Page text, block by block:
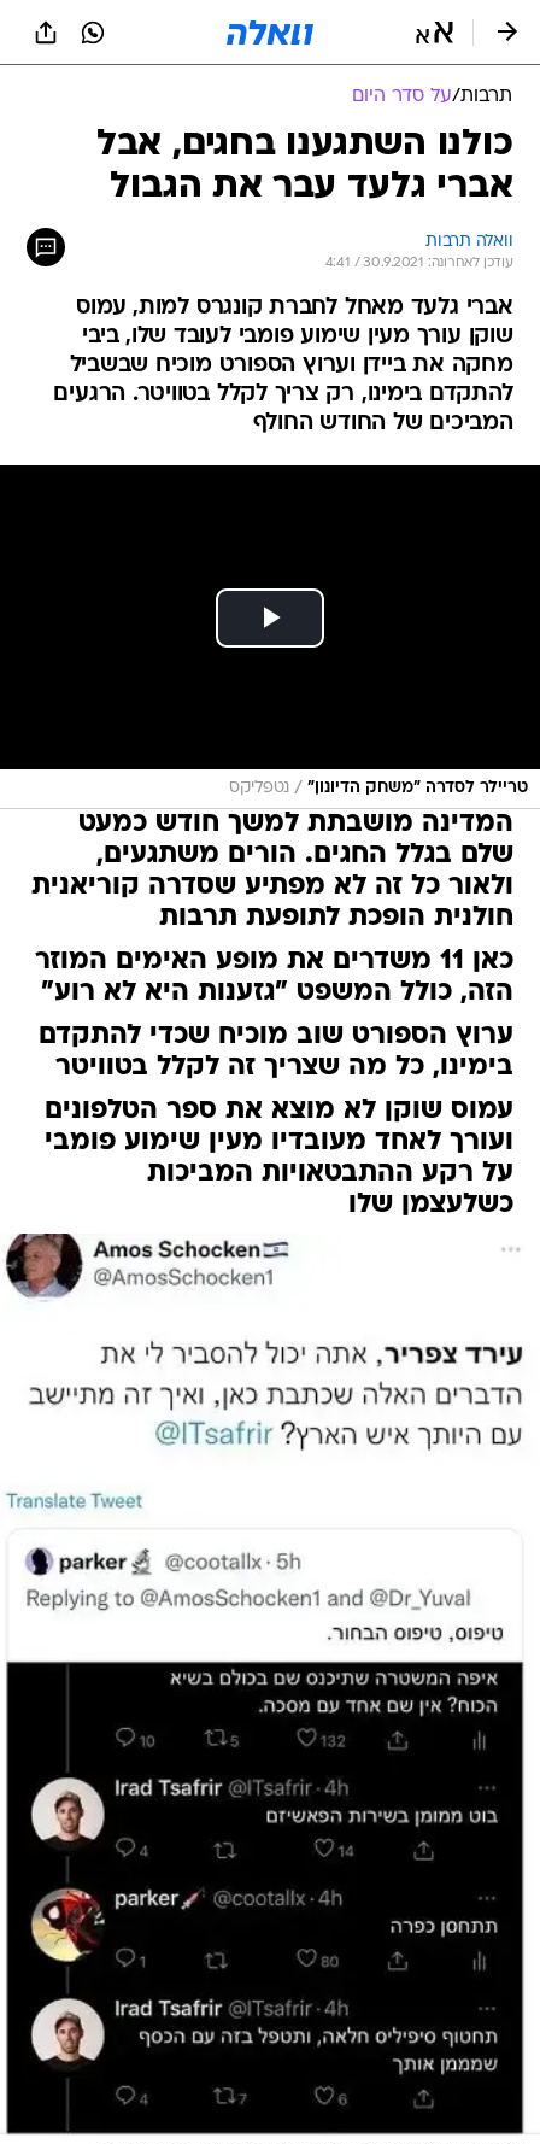
תרבות/על סדר היום
כולנו השתגענו בחגים, אבל
אברי גלעד עבר את הגבול
וואלה תרבות
עודכן לאחרונה: 30.9.2021 / 4:41
אברי גלעד מאחל לחברת קונגרס למות, עמוס
שוקן עורך מעין שימוע פומבי לעובד שלו, ביבי
מחקה את ביידן וערוץ הספורט מוכיח שבשביל
להתקדם בימינו, רק צריך לקלל בטוויטר. הרגעים
המביכים של החודש החולף
טריילר לסדרה "משחק הדיונון" / נטפליקס
המדינה מושבתת למשך חודש כמעט
שלם בגלל החגים. הורים משתגעים,
ולאור כל זה לא מפתיע שסדרה קוריאנית
חולנית הופכת לתופעת תרבות
כאן 11 משדרים את מופע האימים המוזר
הזה, כולל המשפט "גזענות היא לא רוע"
ערוץ הספורט שוב מוכיח שכדי להתקדם
בימינו, כל מה שצריך זה לקלל בטוויטר
עמוס שוקן לא מוצא את ספר הטלפונים
ועורך לאחד מעובדיו מעין שימוע פומבי
על רקע ההתבטאויות המביכות
כשלעצמן שלו